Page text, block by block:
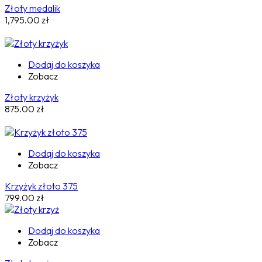
Złoty medalik
1,795.00 zł
Dodaj do koszyka
Zobacz
Złoty krzyżyk
875.00 zł
Dodaj do koszyka
Zobacz
Krzyżyk złoto 375
799.00 zł
Dodaj do koszyka
Zobacz